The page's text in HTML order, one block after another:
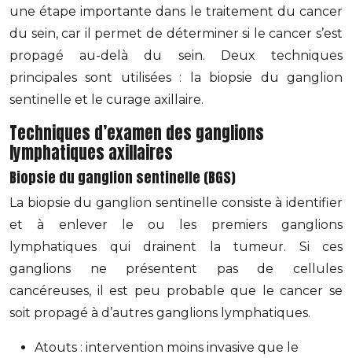
une étape importante dans le traitement du cancer
du sein, car il permet de déterminer si le cancer s’est
propagé au-delà du sein. Deux techniques
principales sont utilisées : la biopsie du ganglion
sentinelle et le curage axillaire.
Techniques d’examen des ganglions
lymphatiques axillaires
Biopsie du ganglion sentinelle (BGS)
La biopsie du ganglion sentinelle consiste à identifier
et à enlever le ou les premiers ganglions
lymphatiques qui drainent la tumeur. Si ces
ganglions ne présentent pas de cellules
cancéreuses, il est peu probable que le cancer se
soit propagé à d’autres ganglions lymphatiques.
Atouts : intervention moins invasive que le